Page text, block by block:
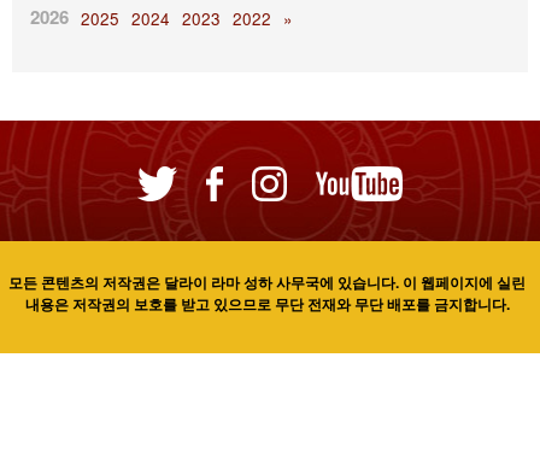
2026 2025 2024 2023 2022 »
모든 콘텐츠의 저작권은 달라이 라마 성하 사무국에 있습니다. 이 웹페이지에 실린
내용은 저작권의 보호를 받고 있으므로 무단 전재와 무단 배포를 금지합니다.